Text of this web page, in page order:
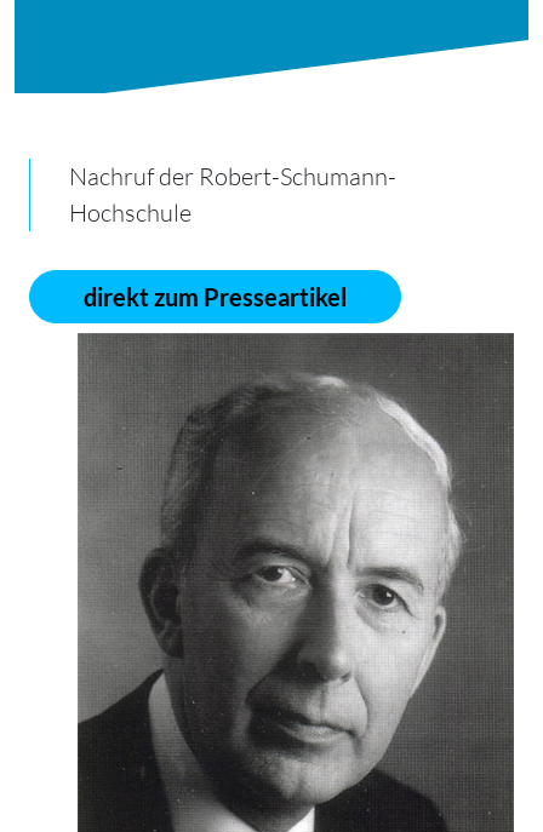
Nachruf der Robert-Schumann-
Hochschule
direkt zum Presseartikel